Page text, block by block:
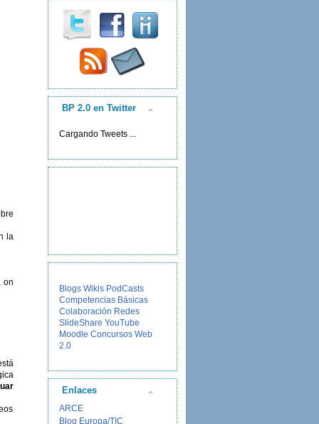
la
on
BP 2.0 en Twitter
Cargando Tweets ...
Blogs Wikis PodCasts
Competencias Básicas
Colaboración Redes
SlideShare YouTube
Moodle Concursos Web
2.0
Enlaces
ARCE
Blog Europa/TIC